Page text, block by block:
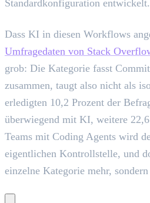
Standardkonfiguration entwickelt.
Dass KI in diesen Workflows
Umfragedaten von Stack
grob: Die Kategorie fasst
zusammen, taugt also nicht als
erledigten 10,2 Prozent der
überwiegend mit KI, weitere
Teams mit Coding Agents wird
eigentlichen Kontrollstelle, und
einzelne Kategorie mehr,